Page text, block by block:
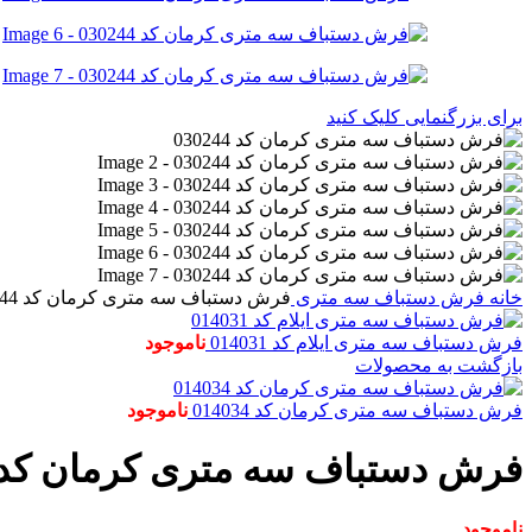
برای بزرگنمایی کلیک کنید
خانه فرش دستباف سه متری فرش دستباف سه متری کرمان کد 030244
فرش دستباف سه متری ایلام کد 014031
ناموجود
بازگشت به محصولات
فرش دستباف سه متری کرمان کد 014034 ناموجود
فرش دستباف سه متری کرمان کد